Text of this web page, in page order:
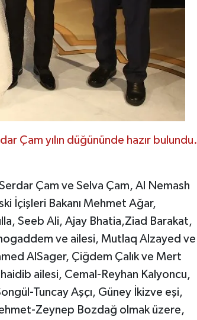
Çam yılın düğününde hazır bulundu.
Çam ve Selva Çam, Al Nemash
İçişleri Bakanı Mehmet Ağar,
Seeb Ali, Ajay Bhatia,Ziad Barakat,
ve ailesi, Mutlaq Alzayed ve
AlSager, Çiğdem Çalık ve Mert
ailesi, Cemal-Reyhan Kalyoncu,
Tuncay Aşçı, Güney İkizve eşi,
Zeynep Bozdağ olmak üzere,